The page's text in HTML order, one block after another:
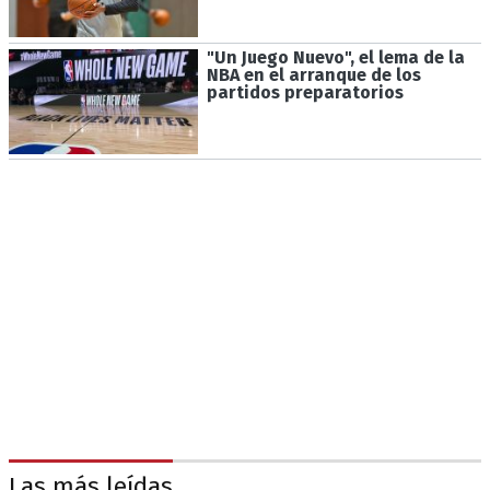
"Un Juego Nuevo", el lema de la
NBA en el arranque de los
partidos preparatorios